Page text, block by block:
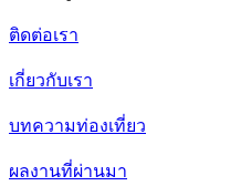
ติดต่อเรา
เกี่ยวกับเรา
บทความท่องเที่ยว
ผลงานที่ผ่านมา